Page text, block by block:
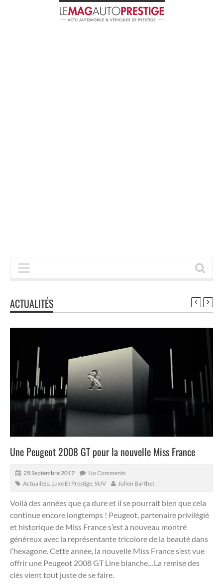
ACTUALITÉS
Une Peugeot 2008 GT pour la nouvelle Miss France
25 Septembre 2017
No Comments
Actualités Luxe Et Prestige SUV Julien Barthet
Voilà des années que ça dure et il se pourrait bien que cela
continue encore longtemps ! Peugeot, partenaire privilégié
et historique de Miss France s’est à nouveau montré
généreux avec la représentante tricolore de la beauté dans
l’hexagone. Cette année, la nouvelle Miss France s’est vue
offrir une Peugeot 2008 GT Line blanche…La remise des
clés vient tout juste de se faire.